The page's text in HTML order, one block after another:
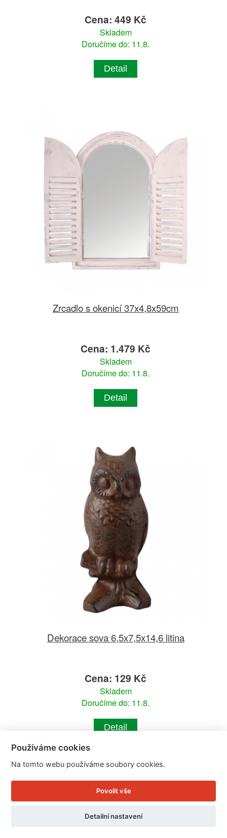
Cena: 449 Kč
Skladem
Doručíme do: 11.8.
Detail
Zrcadlo s okenicí 37x4,8x59cm
Cena: 1.479 Kč
Skladem
Doručíme do: 11.8.
Detail
Dekorace sova 6,5x7,5x14,6 litina
Cena: 129 Kč
Skladem
Doručíme do: 11.8.
Detail
Používáme cookies
Na tomto webu používáme soubory cookies.
Povolit vše
Detailní nastavení